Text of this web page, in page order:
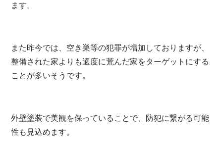
ます。
また昨今では、空き巣等の犯罪が増加しておりますが、
整備された家よりも適度に荒んだ家をターゲットにする
ことが多いそうです。
外壁塗装で美観を保っていることで、防犯に繋がる可能
性も見込めます。